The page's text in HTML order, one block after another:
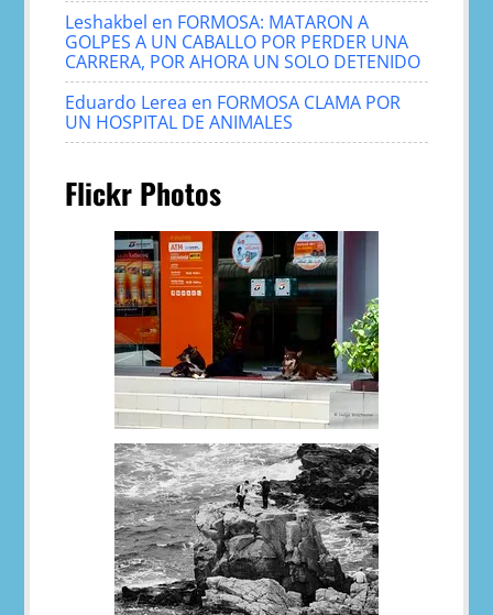
Leshakbel en FORMOSA: MATARON A
GOLPES A UN CABALLO POR PERDER UNA
CARRERA, POR AHORA UN SOLO DETENIDO
Eduardo Lerea en FORMOSA CLAMA POR
UN HOSPITAL DE ANIMALES
Flickr Photos